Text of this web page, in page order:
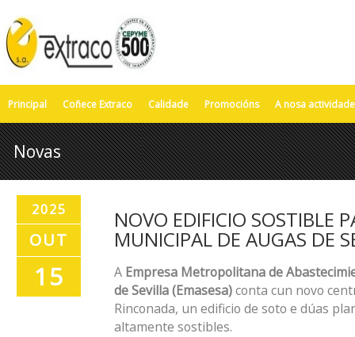
Principal Coñece Extraco Calidade Promocións A nosa actividade
Novas
2025
OUT
15
NOVO EDIFICIO SOSTIBLE
MUNICIPAL DE AUGAS DE
A Empresa Metropolitana de
de Sevilla (Emasesa)conta cun novo
Rinconada, un edificio de soto e dúas
altamente sostibles.